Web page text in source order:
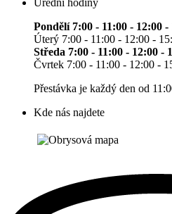
Pondělí 7:00 - 11:00 - 12:00 -
Úterý 7:00 - 11:00 - 12:00 -
Středa 7:00 - 11:00 - 12:00 -
Čvrtek 7:00 - 11:00 - 12:00 -
Přestávka je každý den od
Kde nás najdete